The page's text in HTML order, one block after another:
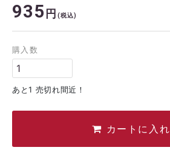
935 円 (税込)
購入数
あと1 売切れ間近！
カートに入